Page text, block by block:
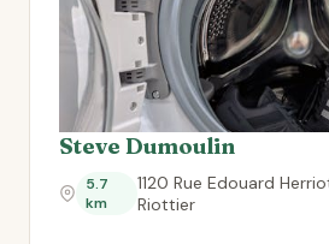
Steve Dumoulin
5.7
km
1120 Rue Edouard
Riottier